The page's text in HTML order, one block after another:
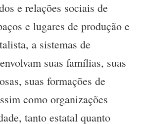
e relações sociais de
e lugares de produção e
a sistemas de
suas famílias, suas
suas formações de
como organizações
tanto estatal quanto